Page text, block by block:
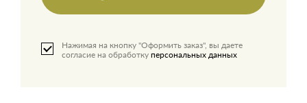
Нажимая на кнопку "Оформить заказ", вы даете
согласие на обработку персональных данных